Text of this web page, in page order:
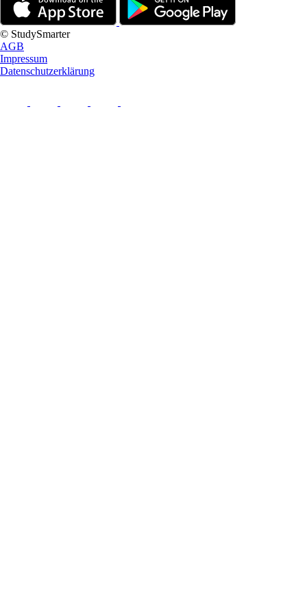
© StudySmarter
AGB
Impressum
Datenschutzerklärung